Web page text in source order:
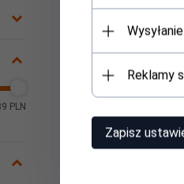
PLN
Produkt
Cena dostępna po
użytkowników
Reklamy
Zapisz